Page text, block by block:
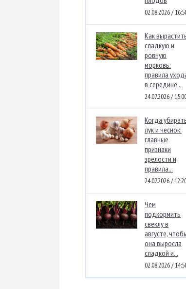
02.08.2026 /
Как
сладкую и
ровную
морковь:
правила
в середине...
24.07.2026 /
Когда
лук и чеснок:
главные
признаки
зрелости и
правила...
24.07.2026 /
Чем
подкормить
свеклу в
августе,
она выросла
сладкой и...
02.08.2026 /